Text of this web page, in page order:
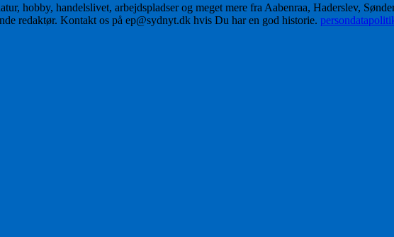
hobby, handelslivet, arbejdspladser og meget mere fra Aabenraa, Haderslev,
redaktør. Kontakt os på ep@sydnyt.dk hvis Du har en god historie.